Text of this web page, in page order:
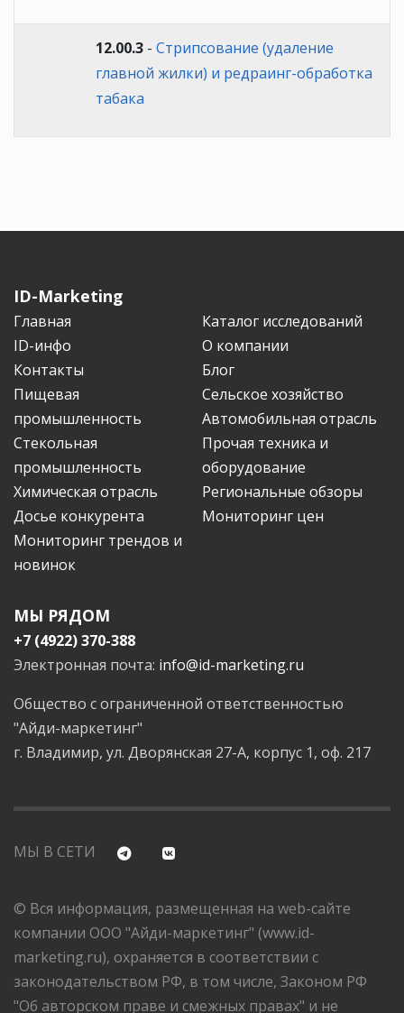
12.00.3 - Стрипсование (удаление
главной жилки) и редраинг-обработка
табака
ID-Marketing
Главная
Каталог исследований
ID-инфо
О компании
Контакты
Блог
Пищевая
промышленность
Сельское хозяйство
Автомобильная отрасль
Стекольная
промышленность
Прочая техника и
оборудование
Химическая отрасль
Региональные обзоры
Досье конкурента
Мониторинг цен
Мониторинг трендов и
новинок
МЫ РЯДОМ
+7 (4922) 370-388
Электронная почта: info@id-marketing.ru
Общество с ограниченной ответственностью
"Айди-маркетинг"
г. Владимир, ул. Дворянская 27-А, корпус 1, оф. 217
МЫ В СЕТИ
© Вся информация, размещенная на web-сайте
компании ООО "Айди-маркетинг" (www.id-
marketing.ru), охраняется в соответствии с
законодательством РФ, в том числе, Законом РФ
"Об авторском праве и смежных правах" и не